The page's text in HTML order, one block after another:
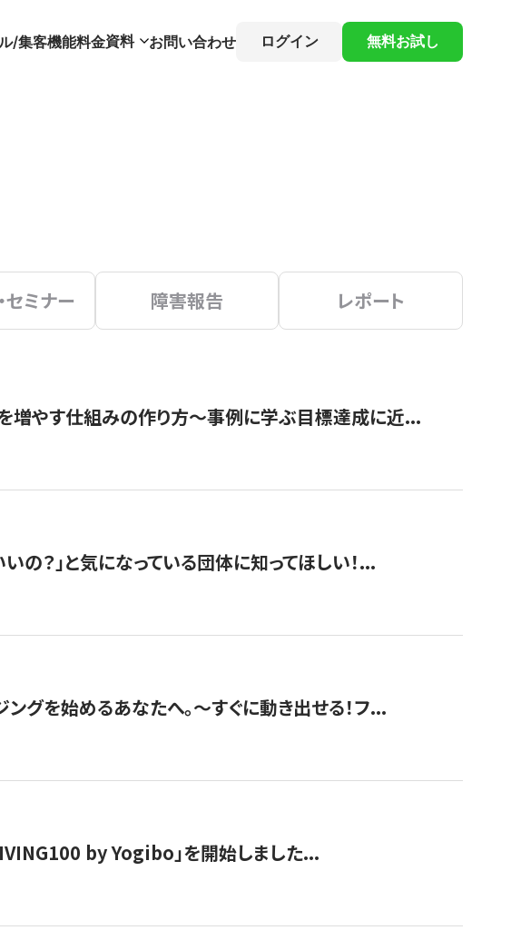
/集客機能料金資料 お問い合わせ ログイン 無料お試し
セミナー 障害報告 レポート
を増やす仕組みの作り方〜事例に学ぶ目標達成に近...
いの？」と気になっている団体に知ってほしい！...
ングを始めるあなたへ。〜すぐに動き出せる！フ...
by Yogibo」を開始しました...